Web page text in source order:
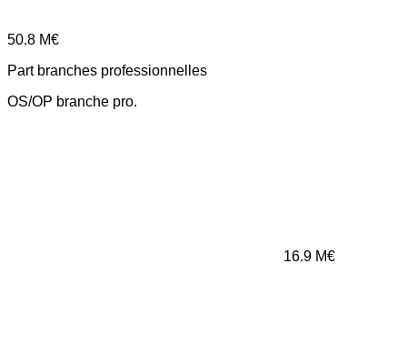
50.8 M€
Part branches professionnelles
OS/OP branche pro.
16.9 M€